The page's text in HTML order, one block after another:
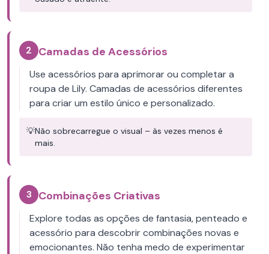
2 Camadas de Acessórios
Use acessórios para aprimorar ou completar a
roupa de Lily. Camadas de acessórios diferentes
para criar um estilo único e personalizado.
💡Não sobrecarregue o visual – às vezes menos é
mais.
3 Combinações Criativas
Explore todas as opções de fantasia, penteado e
acessório para descobrir combinações novas e
emocionantes. Não tenha medo de experimentar